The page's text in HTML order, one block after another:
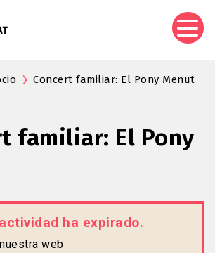
Concert familiar: El Pony Menut
familiar: El Pony
ha expirado.
web